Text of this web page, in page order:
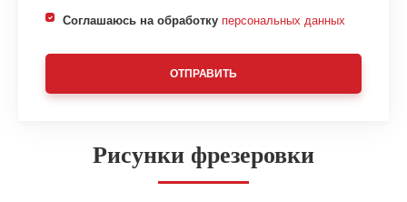
Соглашаюсь на обработку персональных данных
ОТПРАВИТЬ
Рисунки фрезеровки